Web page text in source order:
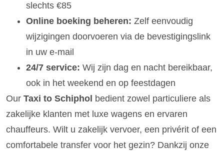
slechts €85
Online boeking beheren: Zelf eenvoudig
wijzigingen doorvoeren via de bevestigingslink
in uw e-mail
24/7 service: Wij zijn dag en nacht bereikbaar,
ook in het weekend en op feestdagen
Our Taxi to Schiphol bedient zowel particuliere als
zakelijke klanten met luxe wagens en ervaren
chauffeurs. Wilt u zakelijk vervoer, een privérit of een
comfortabele transfer voor het gezin? Dankzij onze